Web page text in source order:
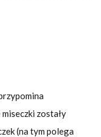
miseczki zostały
(na tym polega